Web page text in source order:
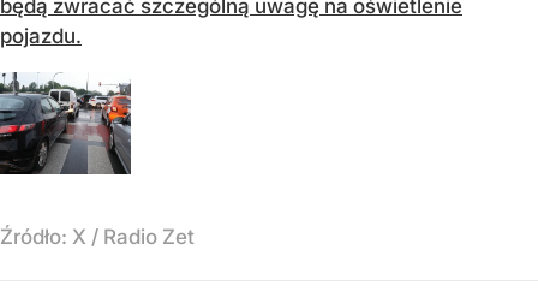
będą zwracać szczególną uwagę na oświetlenie
pojazdu.
Źródło: X / Radio Zet